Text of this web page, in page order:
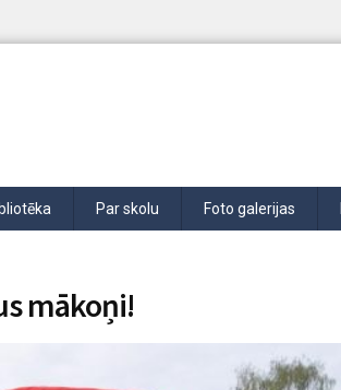
Par skolu Foto galerijas
mākoņi!